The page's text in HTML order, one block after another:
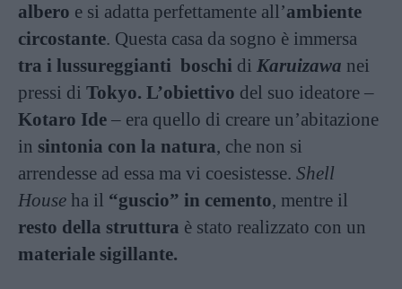
albero e si adatta perfettamente all’ambiente
circostante. Questa casa da sogno è immersa
tra i lussureggianti boschi di Karuizawa nei
pressi di Tokyo. L’obiettivo del suo ideatore –
Kotaro Ide – era quello di creare un’abitazione
in sintonia con la natura, che non si
arrendesse ad essa ma vi coesistesse. Shell
House ha il “guscio” in cemento, mentre il
resto della struttura è stato realizzato con un
materiale sigillante.